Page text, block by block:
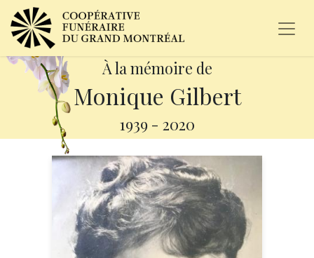
À la mémoire de
Monique Gilbert
1939 - 2020